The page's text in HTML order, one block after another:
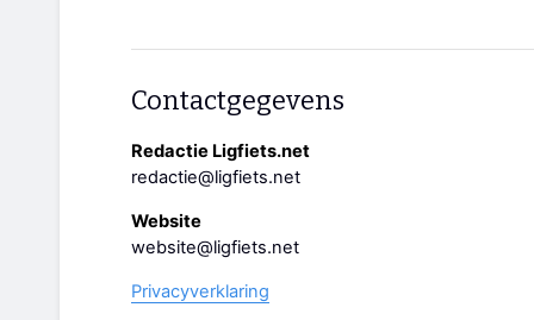
Contactgegevens
Redactie Ligfiets.net
redactie@ligfiets.net
Website
website@ligfiets.net
Privacyverklaring